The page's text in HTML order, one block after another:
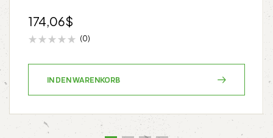
174,06$
(0)
IN DEN WARENKORB